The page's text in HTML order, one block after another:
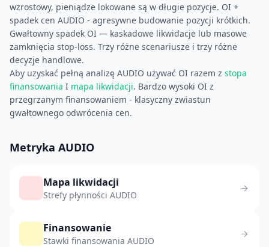
wzrostowy, pieniądze lokowane są w długie pozycje. OI +
spadek cen AUDIO - agresywne budowanie pozycji krótkich.
Gwałtowny spadek OI — kaskadowe likwidacje lub masowe
zamknięcia stop-loss. Trzy różne scenariusze i trzy różne
decyzje handlowe.
Aby uzyskać pełną analizę AUDIO używać OI razem z stopa
finansowania I mapa likwidacji. Bardzo wysoki OI z
przegrzanym finansowaniem - klasyczny zwiastun
gwałtownego odwrócenia cen.
Metryka AUDIO
Mapa likwidacji
Strefy płynności AUDIO
Finansowanie
Stawki finansowania AUDIO